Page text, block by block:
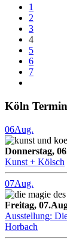
1
2
3
4
5
6
7
Köln
06Aug.
Donnerstag,
Kunst + Kölsch
07Aug.
Freitag,
Ausstellung:
Horbach